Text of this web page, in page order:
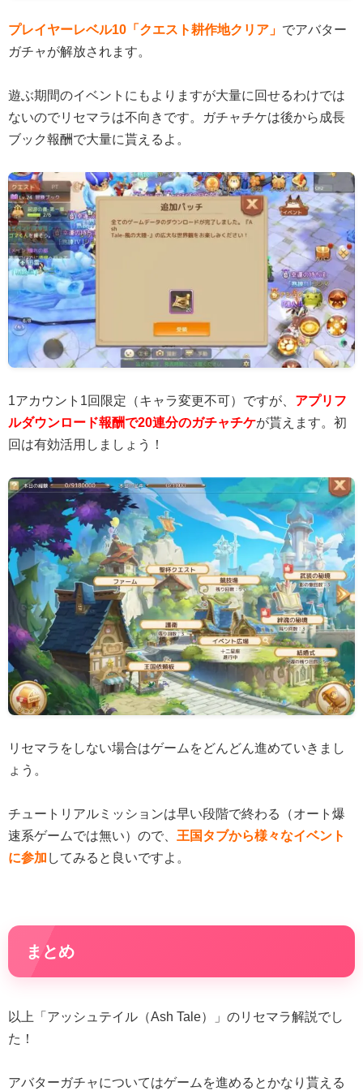
プレイヤーレベル10「クエスト耕作地クリア」 でアバター
ガチャが解放されます。
遊ぶ期間のイベントにもよりますが大量に回せるわけでは
ないのでリセマラは不向きです。ガチャチケは後から成長
ブック報酬で大量に貰えるよ。
1アカウント1回限定（キャラ変更不可）ですが、 アプリフ
ルダウンロード報酬で20連分のガチャチケが貰えます。初
回は有効活用しましょう！
リセマラをしない場合はゲームをどんどん進めていきまし
ょう。
チュートリアルミッションは早い段階で終わる（オート爆
速系ゲームでは無い）ので、 王国タブから様々なイベント
に参加 してみると良いですよ。
まとめ
以上「アッシュテイル（Ash Tale）」のリセマラ解説でし
た！
アバターガチャについてはゲームを進めるとかなり貰える